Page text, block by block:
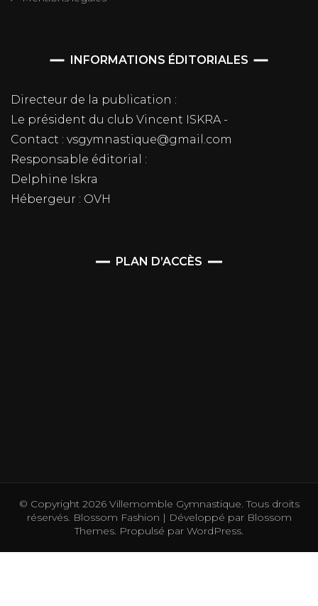
INFORMATIONS ÉDITORIALES
Directeur de la publication :
Le président du club Vincent ISKRA -
Contact : vsgymnastique@gmail.com
Responsable éditorial :
Delphine Iskra
Hébergeur : OVH
PLAN D’ACCÈS
© Copyright 2026 Villemomble Gymnastique. Tous droits
réservés. Blossom Fashion | Développé parBlossom
Themes. Propulsé par WordPress.